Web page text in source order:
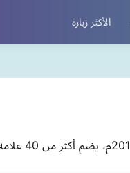
الأكثر زيارة